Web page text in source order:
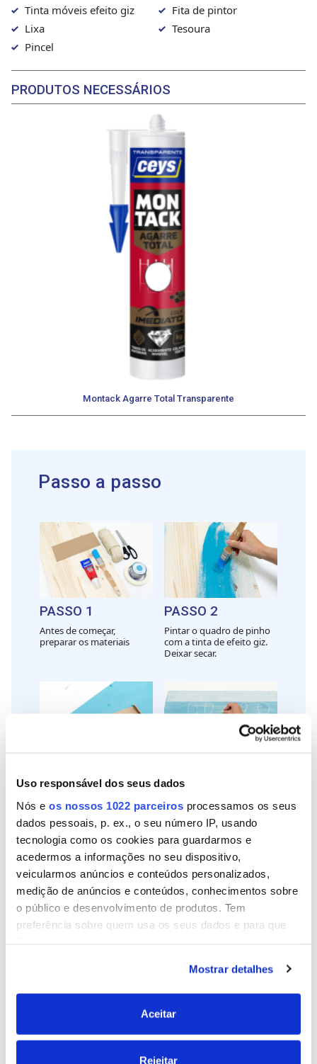
Uso responsável dos seus dados
Nós e os nossos 1022 parceiros processamos os seus
dados pessoais, p. ex., o seu número IP, usando
tecnologia como os cookies para guardarmos e
acedermos a informações no seu dispositivo,
veicularmos anúncios e conteúdos personalizados,
medição de anúncios e conteúdos, conhecimentos sobre
o público e desenvolvimento de produtos. Tem
preferência sobre quem usa os seus dados e para que
Se permitir, gostaríamos também de:
Recolher informações sobre a sua localização
geográfica as quais podem ter uma precisão de
Mostrar detalhes
Aceitar
Rejeitar
Tinta móveis efeito giz
Fita de pintor
Lixa
Tesoura
Pincel
PRODUTOS NECESSÁRIOS
Montack Agarre Total Transparente
Passo a passo
PASSO 1
Antes de começar,
preparar os materiais
PASSO 2
Pintar o quadro de pinho
com a tinta de efeito giz.
Deixar secar.
Quando a tinta secar
(cerca de 10/15 minutos),
lixar a superfície para criar
um efeito decapado.
A seguir, com fita de
pintor, delimitar a área do
texto e escrever com
auxílio de giz.
também fita de pintor.
corda, deixar secar até